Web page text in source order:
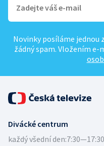
Novinky posíláme jednou
žádný spam. Vložením e-